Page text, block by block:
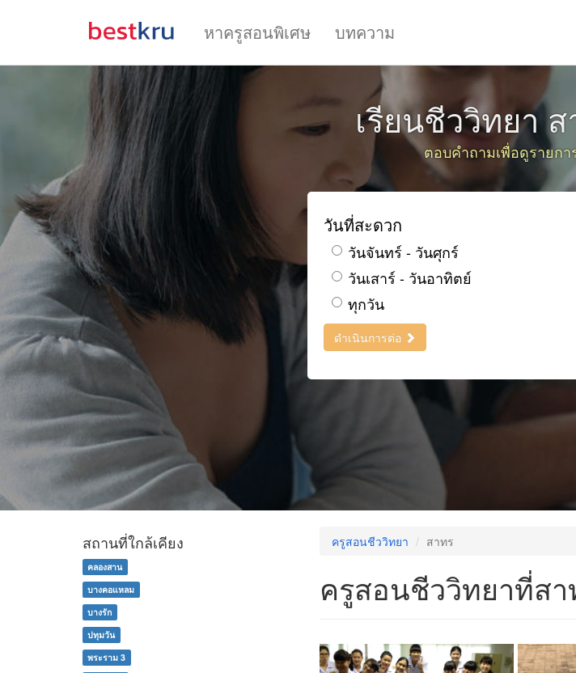
หาครูสอนพิเศษ บทความ
เรียนชีววิทยา
ตอบคำถามเพื่อดูรายก
วันที่สะดวก
วันจันทร์ - วันศุกร์
วันเสาร์ - วันอาทิตย์
ทุกวัน
ดำเนินการต่อ
ครูสอนชีววิทยา สาทร
ครูสอนชีววิทยาที่สา
สถานที่ใกล้เคียง
คลองสาน
บางคอแหลม
บางรัก
ปทุมวัน
พระราม 3